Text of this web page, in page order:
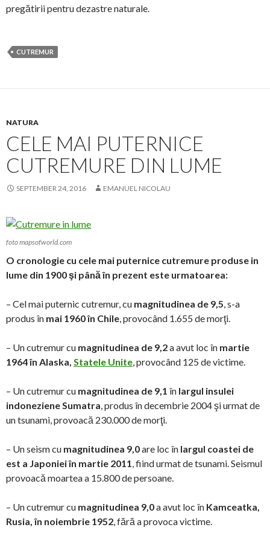
pregătirii pentru dezastre naturale.
CUTREMUR
NATURA
CELE MAI PUTERNICE
CUTREMURE DIN LUME
SEPTEMBER 24, 2016 EMANUEL NICOLAU
foto mapsofworld.com
O cronologie cu cele mai puternice cutremure produse in
lume din 1900 şi până în prezent este urmatoarea:
– Cel mai puternic cutremur, cu magnitudinea de 9,5, s-a
produs în mai 1960 în Chile, provocând 1.655 de morţi.
– Un cutremur cu magnitudinea de 9,2a avut loc în martie
1964 în Alaska, Statele Unite, provocând 125 de victime.
– Un cutremur cu magnitudinea de 9,1 în largul insulei
indoneziene Sumatra, produs în decembrie 2004 şi urmat de
un tsunami, provoacă 230.000 de morţi.
– Un seism cu magnitudinea 9,0are loc în largul coastei de
est a Japoniei în martie 2011, fiind urmat de tsunami. Seismul
provoacă moartea a 15.800 de persoane.
– Un cutremur cu magnitudinea 9,0a avut loc în Kamceatka,
Rusia, în noiembrie 1952, fără a provoca victime.